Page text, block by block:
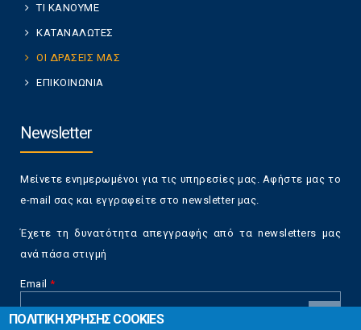
ΤΙ ΚΑΝΟΥΜΕ
ΚΑΤΑΝΑΛΩΤΕΣ
ΟΙ ΔΡΑΣΕΙΣ ΜΑΣ
ΕΠΙΚΟΙΝΩΝΙΑ
Newsletter
Μείνετε ενημερωμένοι για τις υπηρεσίες μας. Αφήστε μας το
e-mail σας και εγγραφείτε στο newsletter μας.
Έχετε τη δυνατότητα απεγγραφής από τα newsletters μας
ανά πάσα στιγμή
Email *
ΠΟΛΙΤΙΚΗ ΧΡΗΣΗΣ COOKIES